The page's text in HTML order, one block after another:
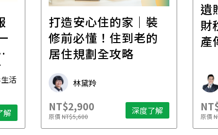
活
解
打造安心住的家｜裝
修前必懂！住到老的
居住規劃全攻略
林黛羚
NT$2,900
原價NT$5,600 深度了解
遺
財
產
原價